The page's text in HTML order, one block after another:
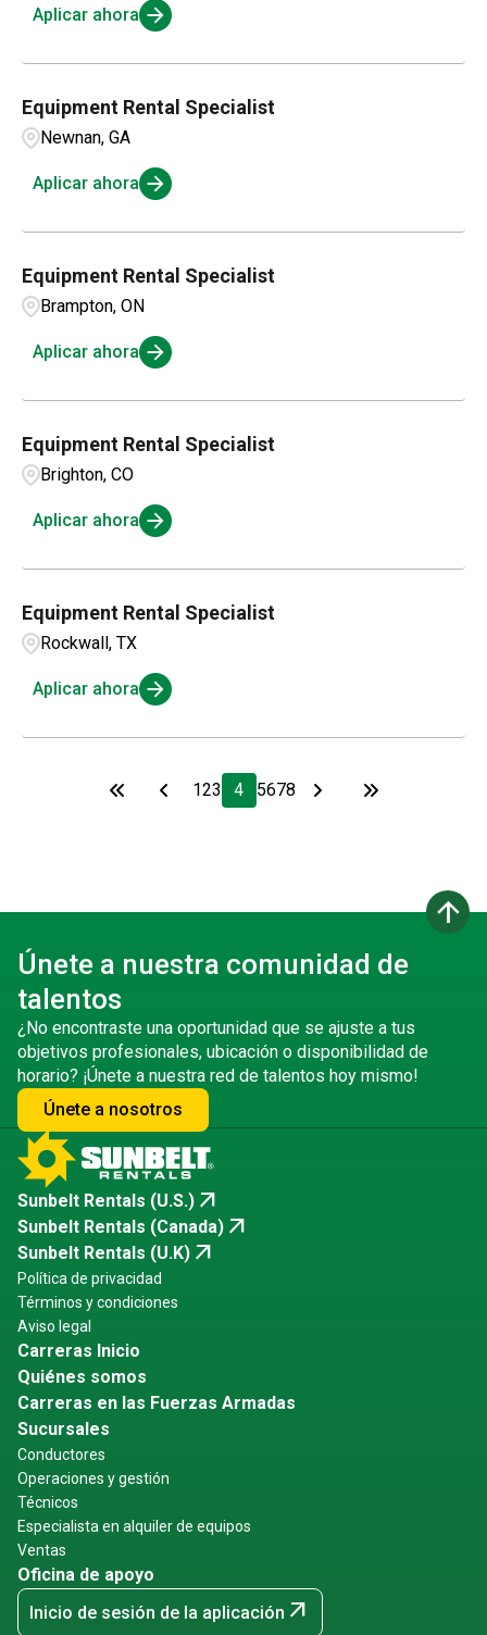
Aplicar ahora
Equipment Rental Specialist
Newnan, GA
Aplicar ahora
Equipment Rental Specialist
Brampton, ON
Aplicar ahora
Equipment Rental Specialist
Brighton, CO
Aplicar ahora
Equipment Rental Specialist
Rockwall, TX
Aplicar ahora
123 4 5678
arrow_upward
Únete a nuestra comunidad de
talentos
¿No encontraste una oportunidad que se ajuste a tus
objetivos profesionales, ubicación o disponibilidad de
horario? ¡Únete a nuestra red de talentos hoy mismo!
Únete a nosotros
Sunbelt Rentals (U.S.) arrow_outward
Sunbelt Rentals (Canada) arrow_outward
Sunbelt Rentals (U.K) arrow_outward
Política de privacidad
Términos y condiciones
Aviso legal
Carreras Inicio
Quiénes somos
Carreras en las Fuerzas Armadas
Sucursales
Conductores
Operaciones y gestión
Técnicos
Especialista en alquiler de equipos
Ventas
Oficina de apoyo
Inicio de sesión de la aplicación arrow_outward